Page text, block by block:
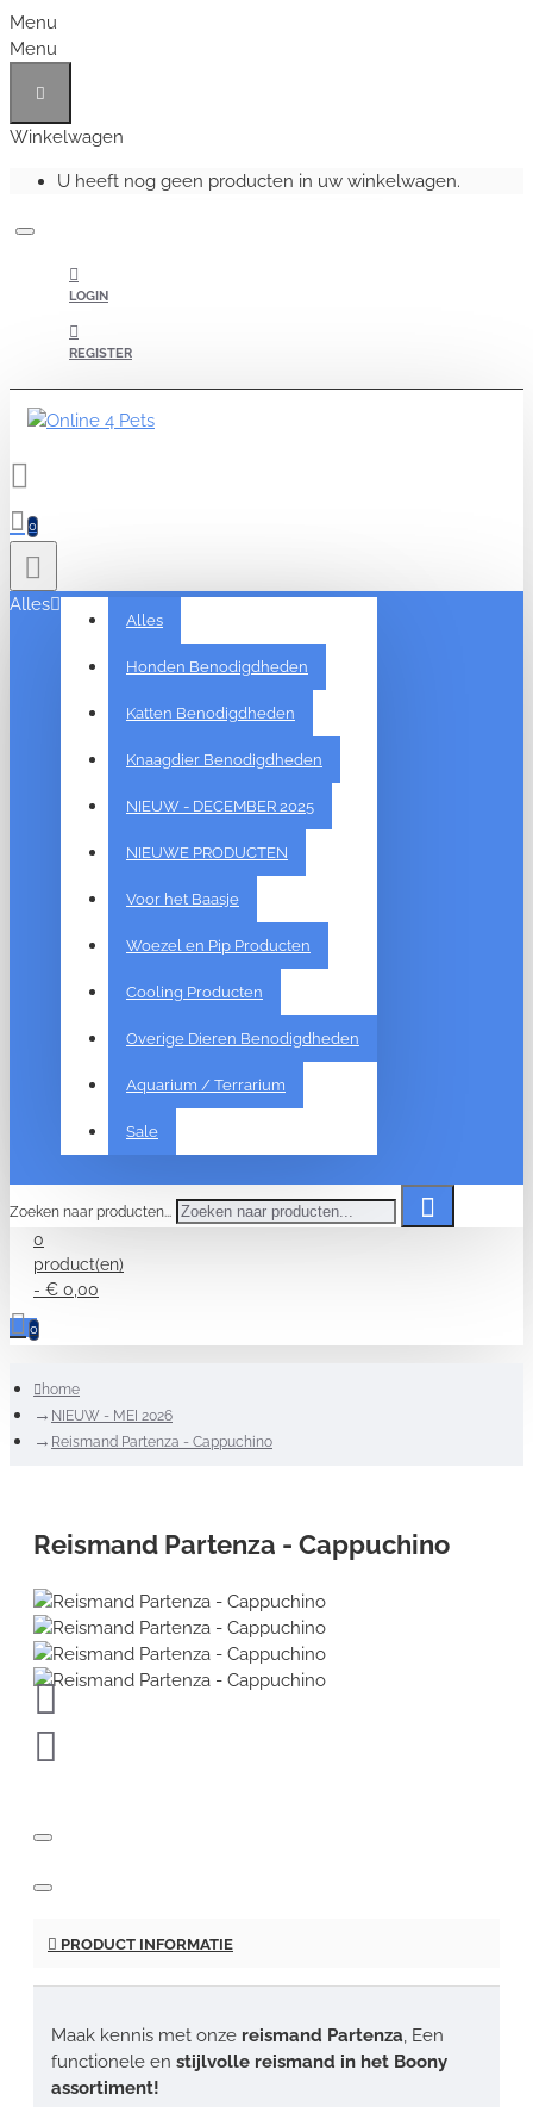
Menu
Menu
Winkelwagen
U heeft nog geen producten in uw winkelwagen.
LOGIN
REGISTER
0
Alles
Alles
Honden Benodigdheden
Katten Benodigdheden
Knaagdier Benodigdheden
NIEUW - DECEMBER 2025
NIEUWE PRODUCTEN
Voor het Baasje
Woezel en Pip Producten
Cooling Producten
Overige Dieren Benodigdheden
Aquarium / Terrarium
Sale
Zoeken naar producten...
0
product(en)
- € 0,00
0
home
NIEUW - MEI 2026
Reismand Partenza - Cappuchino
Reismand Partenza - Cappuchino
PRODUCT INFORMATIE
Maak kennis met onze reismand Partenza, Een
functionele en stijlvolle reismand in het Boony
assortiment!